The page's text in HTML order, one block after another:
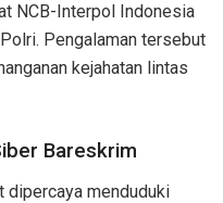
NCB-Interpol Indonesia
Pengalaman tersebut
kejahatan lintas
Bareskrim
dipercaya menduduki